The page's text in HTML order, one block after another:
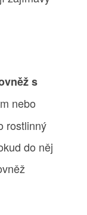
s
nebo
rostlinný
do něj